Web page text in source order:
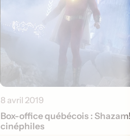
8 avril 2019
Box-office québécois :
cinéphiles